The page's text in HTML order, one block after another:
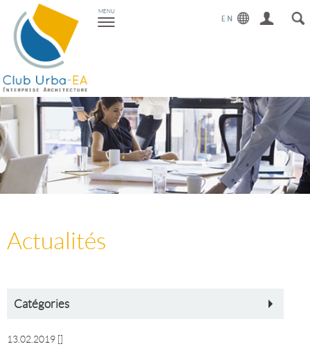
Toggle
navigation
MENU
Actualités
Catégories
13.02.2019